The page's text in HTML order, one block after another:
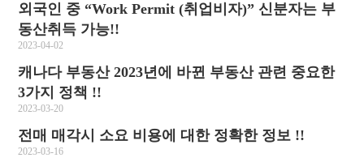
외국인 중 “Work Permit (취업비자)” 신분자는 부
동산취득 가능!!
2023-04-02
캐나다 부동산 2023년에 바뀐 부동산 관련 중요한
3가지 정책 !!
2023-03-20
전매 매각시 소요 비용에 대한 정확한 정보 !!
2023-03-16